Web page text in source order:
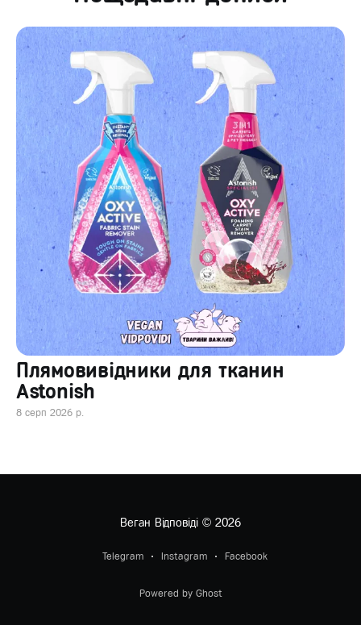
Плямовивідники для тканин
Astonish
8 серп 2026 р.
Веган Відповіді© 2026
Telegram Instagram Facebook
Powered by Ghost